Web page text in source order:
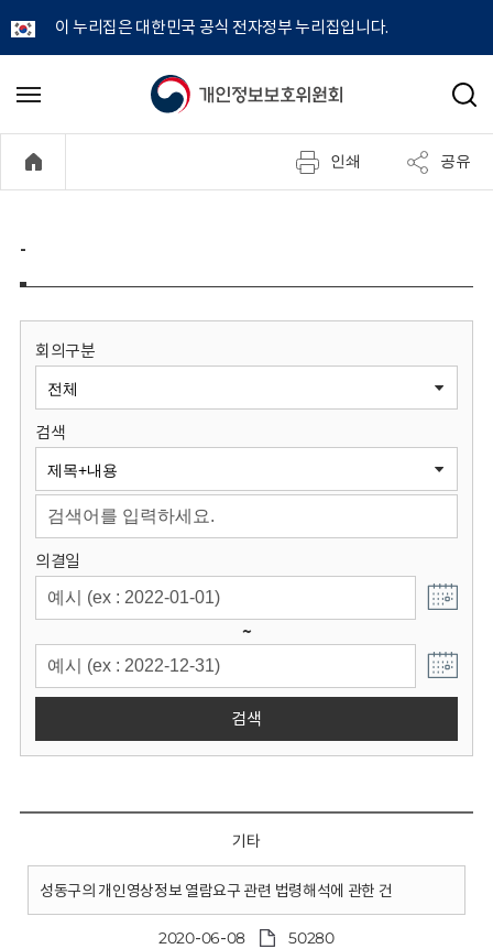
이 누리집은 대한민국 공식 전자정부 누리집입니다.
개
정
보
원
회
메
기
검
인쇄 공유
-
회의구분
검색
의결일
~
검색
기타
성동구의 개인영상정보 열람요구 관련 법령해석에 관한 건
2020-06-08 50280